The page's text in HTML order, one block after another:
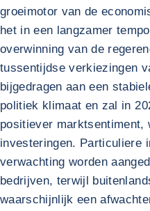
groeimotor van de
het in een langzamer
overwinning van de
tussentijdse verkiezingen
bijgedragen aan een
politiek klimaat en zal in
positiever marktsentiment,
investeringen. Particuliere
verwachting worden
bedrijven, terwijl
waarschijnlijk een